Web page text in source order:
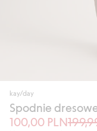
kay/day
Spodnie
100,00 PLN